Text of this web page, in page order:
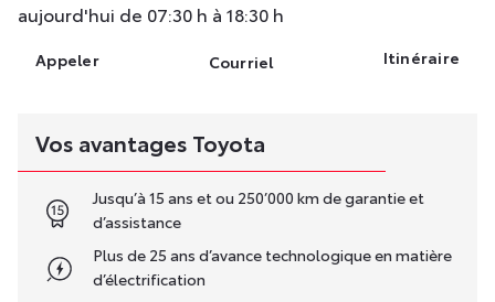
aujourd'hui de 07:30 h à 18:30 h
Appeler Courriel Itinéraire
Vos avantages Toyota
Jusqu’à 15 ans et ou 250’000 km de garantie et
d’assistance
Plus de 25 ans d’avance technologique en matière
d’électrification